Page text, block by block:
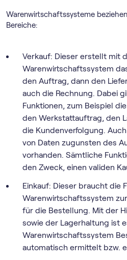
Warenwirtschaftssysteme
Bereiche:
Verkauf: Dieser erstellt mit
Warenwirtschaftssystem
den Auftrag, dann den
auch die Rechnung. Dabei
Funktionen, zum Beispiel die
den Werkstattauftrag, den
die Kundenverfolgung.
von Daten zugunsten des
vorhanden. Sämtliche
den Zweck, einen validen
Einkauf: Dieser braucht die
Warenwirtschaftssystem
für die Bestellung. Mit der
sowie der Lagerhaltung ist
Warenwirtschaftssystem
automatisch ermittelt bzw.